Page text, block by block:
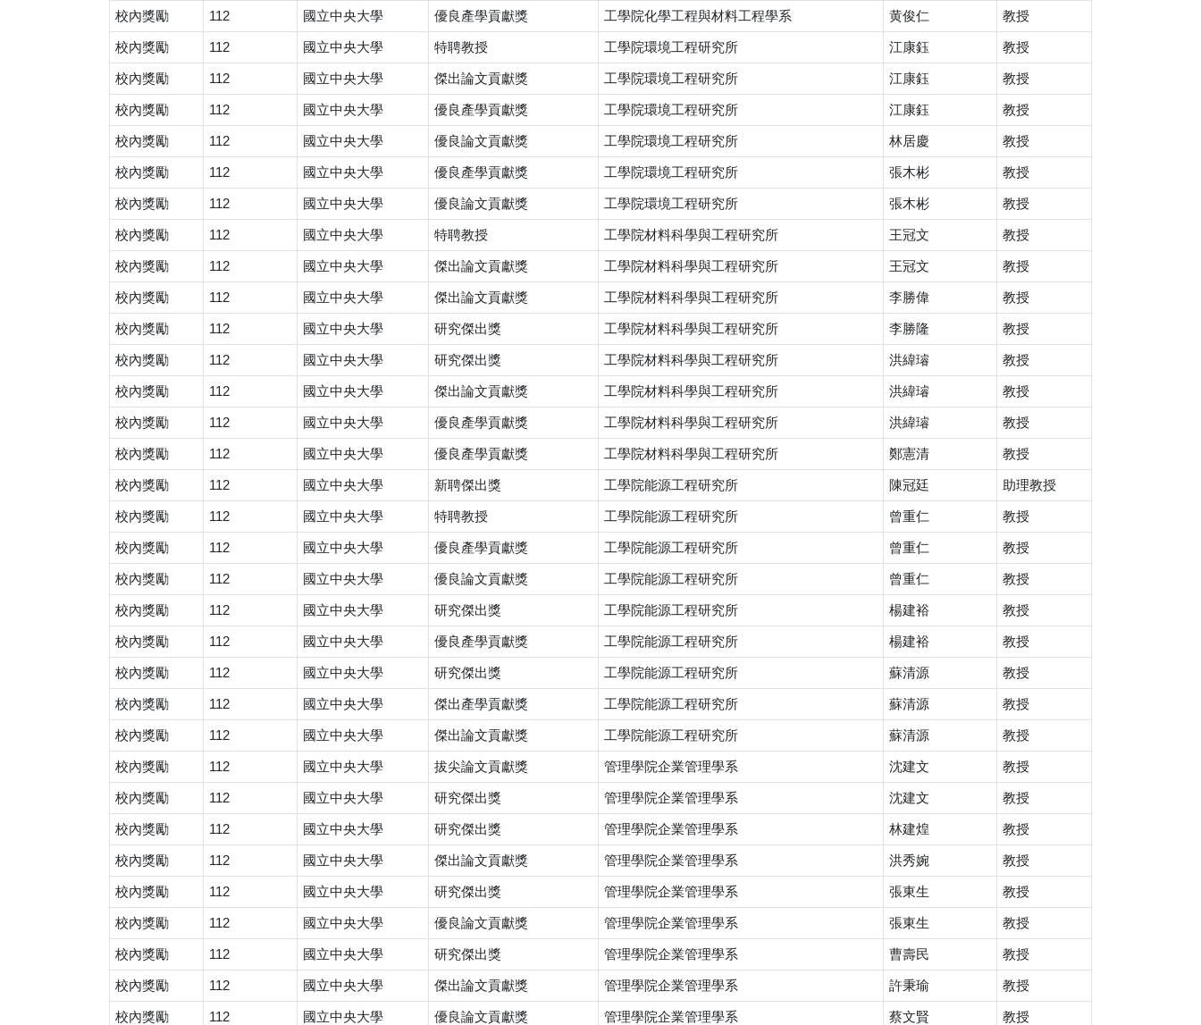
校內獎勵 112 國立中央大學 優良產學貢獻獎 工學院化學工程與材料工程學系 黄俊仁 教授
校內獎勵 112 國立中央大學 特聘教授 工學院環境工程研究所 江康鈺 教授
校內獎勵 112 國立中央大學 傑出論文貢獻獎 工學院環境工程研究所 江康鈺 教授
校內獎勵 112 國立中央大學 優良產學貢獻獎 工學院環境工程研究所 江康鈺 教授
校內獎勵 112 國立中央大學 優良論文貢獻獎 工學院環境工程研究所 林居慶 教授
校內獎勵 112 國立中央大學 優良產學貢獻獎 工學院環境工程研究所 張木彬 教授
校內獎勵 112 國立中央大學 優良論文貢獻獎 工學院環境工程研究所 張木彬 教授
校內獎勵 112 國立中央大學 特聘教授 工學院材料科學與工程研究所 王冠文 教授
校內獎勵 112 國立中央大學 傑出論文貢獻獎 工學院材料科學與工程研究所 王冠文 教授
校內獎勵 112 國立中央大學 傑出論文貢獻獎 工學院材料科學與工程研究所 李勝偉 教授
校內獎勵 112 國立中央大學 研究傑出獎 工學院材料科學與工程研究所 李勝隆 教授
校內獎勵 112 國立中央大學 研究傑出獎 工學院材料科學與工程研究所 洪緯璿 教授
校內獎勵 112 國立中央大學 傑出論文貢獻獎 工學院材料科學與工程研究所 洪緯璿 教授
校內獎勵 112 國立中央大學 優良產學貢獻獎 工學院材料科學與工程研究所 洪緯璿 教授
校內獎勵 112 國立中央大學 優良產學貢獻獎 工學院材料科學與工程研究所 鄭憲清 教授
校內獎勵 112 國立中央大學 新聘傑出獎 工學院能源工程研究所 陳冠廷 助理教授
校內獎勵 112 國立中央大學 特聘教授 工學院能源工程研究所 曾重仁 教授
校內獎勵 112 國立中央大學 優良產學貢獻獎 工學院能源工程研究所 曾重仁 教授
校內獎勵 112 國立中央大學 優良論文貢獻獎 工學院能源工程研究所 曾重仁 教授
校內獎勵 112 國立中央大學 研究傑出獎 工學院能源工程研究所 楊建裕 教授
校內獎勵 112 國立中央大學 優良產學貢獻獎 工學院能源工程研究所 楊建裕 教授
校內獎勵 112 國立中央大學 研究傑出獎 工學院能源工程研究所 蘇清源 教授
校內獎勵 112 國立中央大學 傑出產學貢獻獎 工學院能源工程研究所 蘇清源 教授
校內獎勵 112 國立中央大學 傑出論文貢獻獎 工學院能源工程研究所 蘇清源 教授
校內獎勵 112 國立中央大學 拔尖論文貢獻獎 管理學院企業管理學系 沈建文 教授
校內獎勵 112 國立中央大學 研究傑出獎 管理學院企業管理學系 沈建文 教授
校內獎勵 112 國立中央大學 研究傑出獎 管理學院企業管理學系 林建煌 教授
校內獎勵 112 國立中央大學 傑出論文貢獻獎 管理學院企業管理學系 洪秀婉 教授
校內獎勵 112 國立中央大學 研究傑出獎 管理學院企業管理學系 張東生 教授
校內獎勵 112 國立中央大學 優良論文貢獻獎 管理學院企業管理學系 張東生 教授
校內獎勵 112 國立中央大學 研究傑出獎 管理學院企業管理學系 曹壽民 教授
校內獎勵 112 國立中央大學 傑出論文貢獻獎 管理學院企業管理學系 許秉瑜 教授
校內獎勵 112 國立中央大學 優良論文貢獻獎 管理學院企業管理學系 蔡文賢 教授